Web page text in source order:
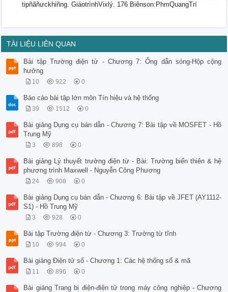
tipñãñưckhiñng. GiáotrìnhVixlý. 176 Biênson:PhmQuangTrí
TÀI LIỆU LIÊN QUAN
Bài tập Trường điện từ - Chương 7: Ống dẫn sóng-Hộp cộng
hưởng
10 922 0
Báo cáo bài tập lớn môn Tín hiệu và hệ thống
39 1512 0
Bài giảng Dụng cụ bán dẫn - Chương 7: Bài tập về MOSFET - Hồ
Trung Mỹ
3 898 0
Bài giảng Lý thuyết trường điện từ - Bài: Trường biến thiên & hệ
phương trình Maxwell - Nguyễn Công Phương
24 908 0
Bài giảng Dụng cụ bán dẫn - Chương 6: Bài tập về JFET (AY1112-
S1) - Hồ Trung Mỹ
3 928 0
Bài tập Trường điện từ - Chương 3: Trường từ tĩnh
10 994 0
Bài giảng Điện tử số - Chương 1: Các hệ thống số & mã
11 896 0
Bài giảng Trang bị điện-điện tử trong máy công nghiệp - Chương